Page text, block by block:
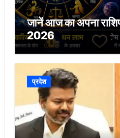
जानें आज का अपना
2026
प्रदेश